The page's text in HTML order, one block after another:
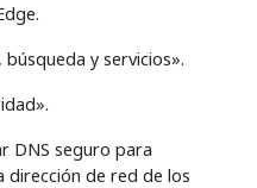
y servicios».
DNS seguro para
dirección de red de los